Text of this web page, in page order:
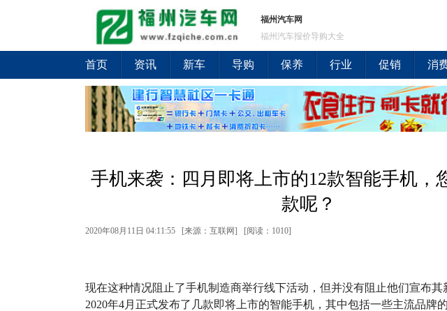
福州汽车网
福州汽车报价导购大全
首页 资讯 新车 导购 保养 行业 促销 消
手机来袭：四月即将上市的12款智能手机，
款呢？
2020年08月11日 04:11:55 [来源：互联网] [阅读：1010]
现在这种情况阻止了手机制造商举行线下活动，但并没有阻止他们宣布其
2020年4月正式发布了几款即将上市的智能手机，其中包括一些主流品牌